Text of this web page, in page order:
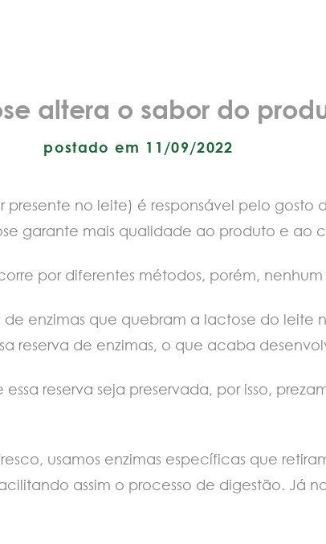
altera o sabor do
postado em 11/09/2022
no leite) é responsável pelo gosto
garante mais qualidade ao produto e ao
por diferentes métodos, porém,
enzimas que quebram a lactose do leite
reserva de enzimas, o que acaba
reserva seja preservada, por isso,
usamos enzimas específicas que
assim o processo de digestão. Já